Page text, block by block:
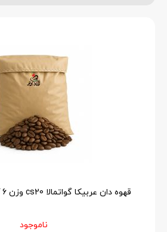
قهوه دان عربیکا گواتمالا cs20 وزن 6 کیلو گرمی (عمده)
ناموجود